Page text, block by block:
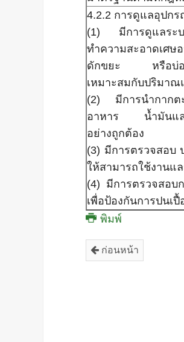
4.2.2 การดูแลอุปก
(1) มีการดูแลระ
ทำความสะอาดเศษ
ดักขยะ หรือบ่อดั
เหมาะสมกับปริมาณ
(2) มีการนำกากตะ
อาหาร น้ำมันและ
อย่างถูกต้อง
(3) มีการตรวจสอบ
ให้สามารถใช้งานแ
(4) มีการตรวจสอบ
เพื่อป้องกันการปนเ
พิมพ์
ก่อนหน้า